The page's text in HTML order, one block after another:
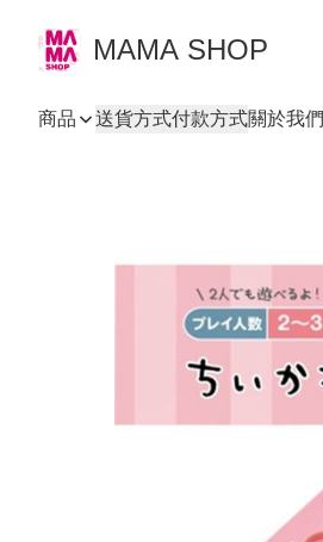
MAMA SHOP
商品 送貨方式付款方式關於我們